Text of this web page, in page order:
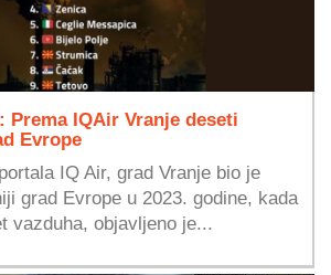
Prema IQAir Vranje deseti
Evrope
IQ Air, grad Vranje bio je
grad Evrope u 2023. godine, kada
vazduha, objavljeno je...